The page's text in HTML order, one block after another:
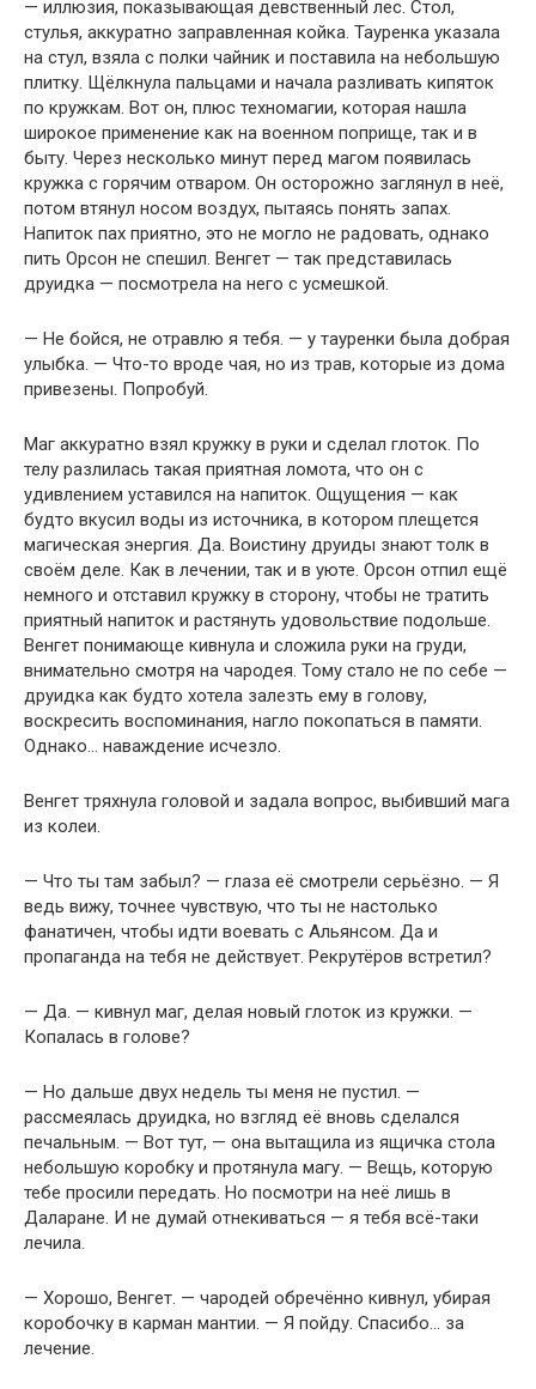
— иллюзия, показывающая девственный лес. Стол,
стулья, аккуратно заправленная койка. Тауренка указала
на стул, взяла с полки чайник и поставила на небольшую
плитку. Щёлкнула пальцами и начала разливать кипяток
по кружкам. Вот он, плюс техномагии, которая нашла
широкое применение как на военном поприще, так и в
быту. Через несколько минут перед магом появилась
кружка с горячим отваром. Он осторожно заглянул в неё,
потом втянул носом воздух, пытаясь понять запах.
Напиток пах приятно, это не могло не радовать, однако
пить Орсон не спешил. Венгет — так представилась
друидка — посмотрела на него с усмешкой.
— Не бойся, не отравлю я тебя. — у тауренки была добрая
улыбка. — Что-то вроде чая, но из трав, которые из дома
привезены. Попробуй.
Маг аккуратно взял кружку в руки и сделал глоток. По
телу разлилась такая приятная ломота, что он с
удивлением уставился на напиток. Ощущения — как
будто вкусил воды из источника, в котором плещется
магическая энергия. Да. Воистину друиды знают толк в
своём деле. Как в лечении, так и в уюте. Орсон отпил ещё
немного и отставил кружку в сторону, чтобы не тратить
приятный напиток и растянуть удовольствие подольше.
Венгет понимающе кивнула и сложила руки на груди,
внимательно смотря на чародея. Тому стало не по себе —
друидка как будто хотела залезть ему в голову,
воскресить воспоминания, нагло покопаться в памяти.
Однако… наваждение исчезло.
Венгет тряхнула головой и задала вопрос, выбивший мага
из колеи.
— Что ты там забыл? — глаза её смотрели серьёзно. — Я
ведь вижу, точнее чувствую, что ты не настолько
фанатичен, чтобы идти воевать с Альянсом. Да и
пропаганда на тебя не действует. Рекрутёров встретил?
— Да. — кивнул маг, делая новый глоток из кружки. —
Копалась в голове?
— Но дальше двух недель ты меня не пустил. —
рассмеялась друидка, но взгляд её вновь сделался
печальным. — Вот тут, — она вытащила из ящичка стола
небольшую коробку и протянула магу. — Вещь, которую
тебе просили передать. Но посмотри на неё лишь в
Даларане. И не думай отнекиваться — я тебя всё-таки
лечила.
— Хорошо, Венгет. — чародей обречённо кивнул, убирая
коробочку в карман мантии. — Я пойду. Спасибо… за
лечение.